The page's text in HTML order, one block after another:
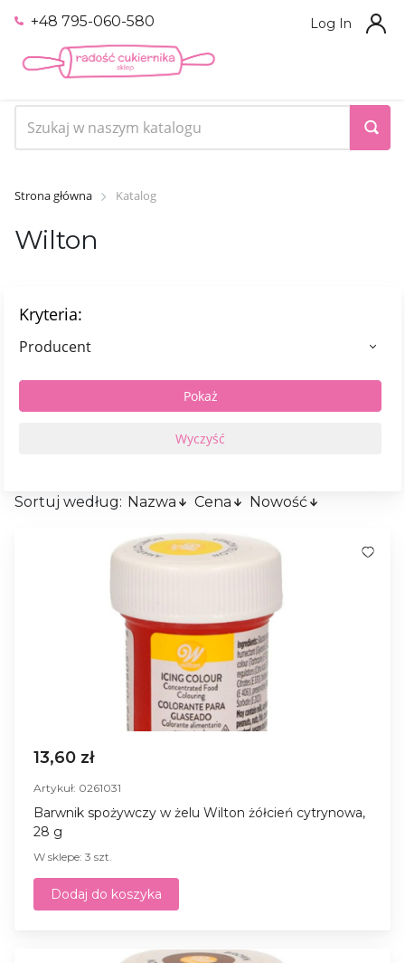
+48 795-060-580 Log In
Strona główna Katalog
Wilton
Kryteria:
Producent
Sortuj według: Nazwa Cena Nowość
13,60 zł
Artykuł: 0261031
Barwnik spożywczy w żelu Wilton żółcień cytrynowa,
28 g
W sklepe: 3 szt.
Dodaj do koszyka